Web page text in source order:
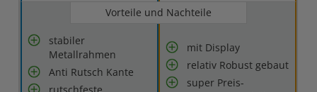
Vorteile und Nachteile
stabiler
Metallrahmen
Anti Rutsch Kante
mit Display
relativ Robust gebaut
super Preis-